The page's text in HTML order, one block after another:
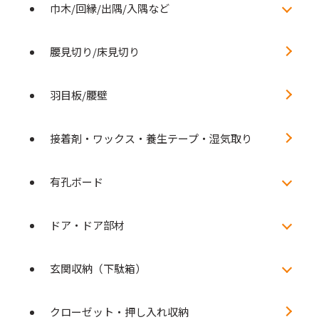
巾木/回縁/出隅/入隅など
腰見切り/床見切り
羽目板/腰壁
接着剤・ワックス・養生テープ・湿気取り
有孔ボード
ドア・ドア部材
玄関収納（下駄箱）
クローゼット・押し入れ収納